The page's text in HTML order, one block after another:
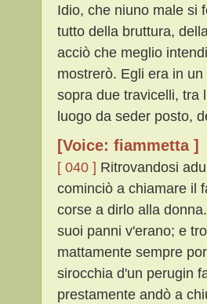
Idio, che niuno male si
tutto della bruttura,
acciò che meglio
mostrerò. Egli era in
sopra due travicelli, tra
luogo da seder posto,
[Voice: fiammetta ]
[ 040 ] Ritrovandosi
cominciò a chiamare il
corse a dirlo alla
suoi panni v'erano; e
mattamente sempre
sirocchia d'un perugin
prestamente andò a